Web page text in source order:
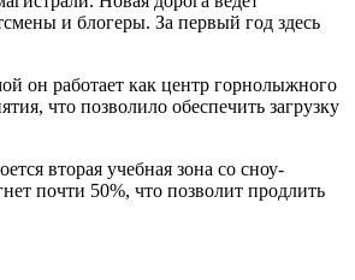
и блогеры. За первый год здесь
он работает как центр горнолыжного
что позволило обеспечить загрузку
вторая учебная зона со сноу-
почти 50%, что позволит продлить